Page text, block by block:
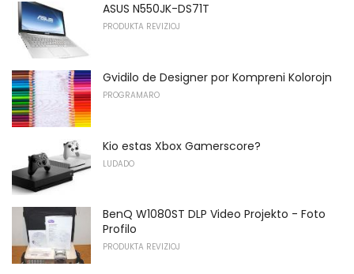
ASUS N550JK-DS71T
PRODUKTA REVIZIOJ
Gvidilo de Designer por Kompreni Kolorojn
PROGRAMARO
Kio estas Xbox Gamerscore?
LUDADO
BenQ W1080ST DLP Video Projekto - Foto
Profilo
PRODUKTA REVIZIOJ